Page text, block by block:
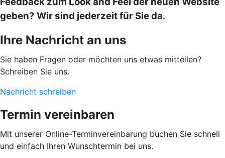
geben? Wir sind jederzeit für Sie da.
Ihre Nachricht an uns
Sie haben Fragen oder möchten uns etwas mitteilen?
Schreiben Sie uns.
Nachricht schreiben
Termin vereinbaren
Mit unserer Online-Terminvereinbarung buchen Sie schnell
und einfach Ihren Wunschtermin bei uns.